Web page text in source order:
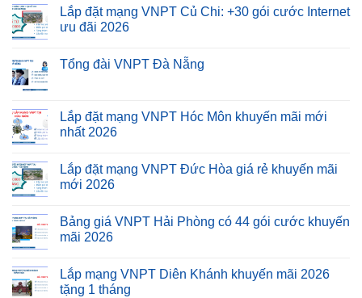
Lắp đặt mạng VNPT Củ Chi: +30 gói cước Internet
ưu đãi 2026
Tổng đài VNPT Đà Nẵng
Lắp đặt mạng VNPT Hóc Môn khuyến mãi mới
nhất 2026
Lắp đặt mạng VNPT Đức Hòa giá rẻ khuyến mãi
mới 2026
Bảng giá VNPT Hải Phòng có 44 gói cước khuyến
mãi 2026
Lắp mạng VNPT Diên Khánh khuyến mãi 2026
tặng 1 tháng